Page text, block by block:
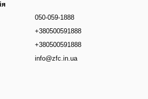
050-059-1888
+380500591888
+380500591888
info@zfc.in.ua